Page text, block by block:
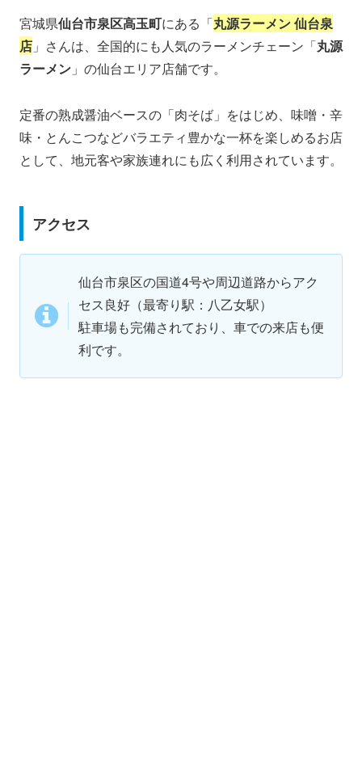
宮城県仙台市泉区高玉町にある「丸源ラーメン 仙台泉
店 」さんは、全国的にも人気のラーメンチェーン「丸源
ラーメン 」の仙台エリア店舗です。
定番の熟成醤油ベースの「肉そば」をはじめ、味噌・辛
味・とんこつなどバラエティ豊かな一杯を楽しめるお店
として、地元客や家族連れにも広く利用されています。
アクセス
仙台市泉区の国道4号や周辺道路からアク
セス良好（最寄り駅：八乙女駅）
駐車場も完備されており、車での来店も便
利です。